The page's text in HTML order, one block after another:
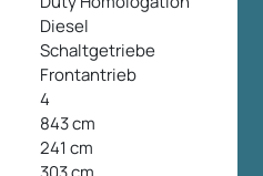
Diesel
Schaltgetriebe
Frontantrieb
4
843 cm
241 cm